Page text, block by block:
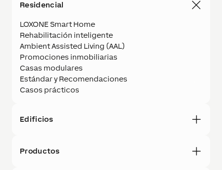
Residencial
LOXONE Smart Home
Rehabilitación inteligente
Ambient Assisted Living (AAL)
Promociones inmobiliarias
Casas modulares
Estándar y Recomendaciones
Casos prácticos
Edificios
Productos